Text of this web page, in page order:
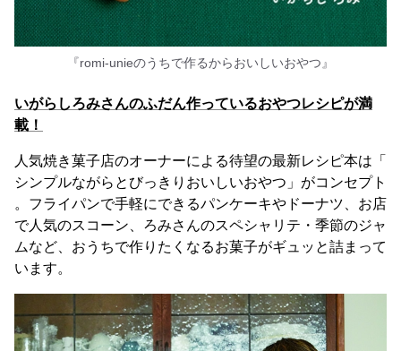
『romi-unieのうちで作るからおいしいおやつ』
いがらしろみさんのふだん作っているおやつレシピが満
載！
人気焼き菓子店のオーナーによる待望の最新レシピ本は「
シンプルながらとびっきりおいしいおやつ」がコンセプト
。フライパンで手軽にできるパンケーキやドーナツ、お店
で人気のスコーン、ろみさんのスペシャリテ・季節のジャ
ムなど、おうちで作りたくなるお菓子がギュッと詰まって
います。